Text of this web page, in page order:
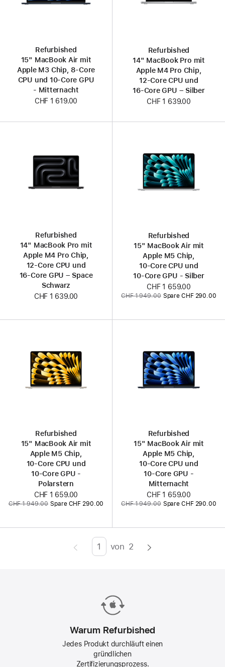
Refurbished
15" MacBook Air mit
Apple M3 Chip, 8‑Core
CPU und 10‑Core GPU
- Mitternacht
CHF 1 619.00
Refurbished
14" MacBook Pro mit
Apple M4 Pro Chip,
12‑Core CPU und
16‑Core GPU – Silber
CHF 1 639.00
Refurbished
14" MacBook Pro mit
Apple M4 Pro Chip,
12‑Core CPU und
16‑Core GPU – Space
Schwarz
CHF 1 639.00
Refurbished
15" MacBook Air mit
Apple M5 Chip,
10‑Core CPU und
10‑Core GPU - Silber
Jetzt
CHF 1 659.00
Vorher:
CHF 1 949.00 Spare CHF 290.00
Refurbished
15" MacBook Air mit
Apple M5 Chip,
10‑Core CPU und
10‑Core GPU -
Polarstern
Jetzt
CHF 1 659.00
Vorher:
CHF 1 949.00 Spare CHF 290.00
Refurbished
15" MacBook Air mit
Apple M5 Chip,
10‑Core CPU und
10‑Core GPU -
Mitternacht
Jetzt
CHF 1 659.00
Vorher:
CHF 1 949.00 Spare CHF 290.00
PageEnter
Return/Enter
key
to
go
to
von 2
Warum Refurbished
Jedes Produkt durchläuft einen
gründlichen
Zertifizierungsprozess.